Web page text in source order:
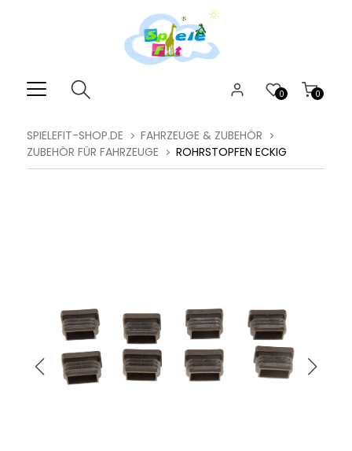
0
0
SPIELEFIT-SHOP.DE
FAHRZEUGE & ZUBEHÖR
ZUBEHÖR FÜR FAHRZEUGE
ROHRSTOPFEN ECKIG